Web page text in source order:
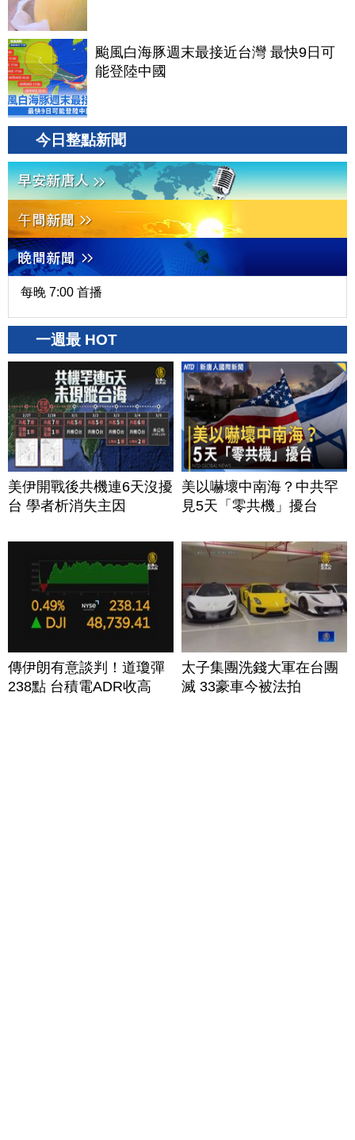
颱風白海豚週末最接近台灣 最快9日可
能登陸中國
今日整點新聞
每晚 7:00 首播
一週最 HOT
美伊開戰後共機連6天沒擾
台 學者析消失主因
美以嚇壞中南海？中共罕
見5天「零共機」擾台
傳伊朗有意談判！道瓊彈
238點 台積電ADR收高
太子集團洗錢大軍在台團
滅 33豪車今被法拍